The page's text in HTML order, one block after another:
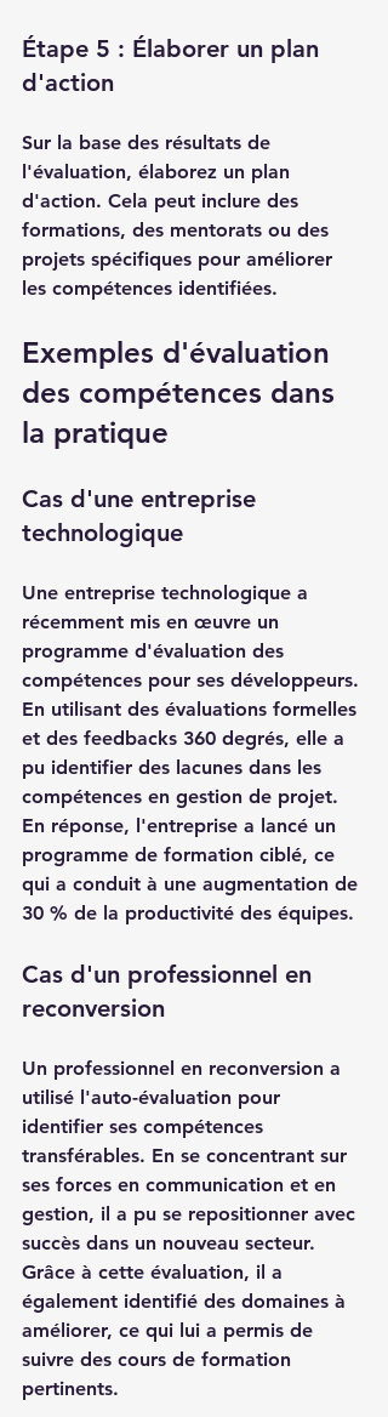
Étape 5 : Élaborer un plan
d'action
Sur la base des résultats de
l'évaluation, élaborez un plan
d'action. Cela peut inclure des
formations, des mentorats ou des
projets spécifiques pour améliorer
les compétences identifiées.
Exemples d'évaluation
des compétences dans
la pratique
Cas d'une entreprise
technologique
Une entreprise technologique a
récemment mis en œuvre un
programme d'évaluation des
compétences pour ses développeurs.
En utilisant des évaluations formelles
et des feedbacks 360 degrés, elle a
pu identifier des lacunes dans les
compétences en gestion de projet.
En réponse, l'entreprise a lancé un
programme de formation ciblé, ce
qui a conduit à une augmentation de
30 % de la productivité des équipes.
Cas d'un professionnel en
reconversion
Un professionnel en reconversion a
utilisé l'auto-évaluation pour
identifier ses compétences
transférables. En se concentrant sur
ses forces en communication et en
gestion, il a pu se repositionner avec
succès dans un nouveau secteur.
Grâce à cette évaluation, il a
également identifié des domaines à
améliorer, ce qui lui a permis de
suivre des cours de formation
pertinents.